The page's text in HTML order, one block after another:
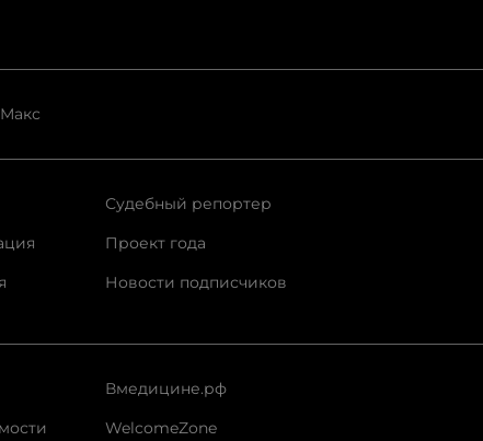
Макс
Судебный репортер
Проект года
Новости подписчиков
Вмедицине.рф
WelcomeZone